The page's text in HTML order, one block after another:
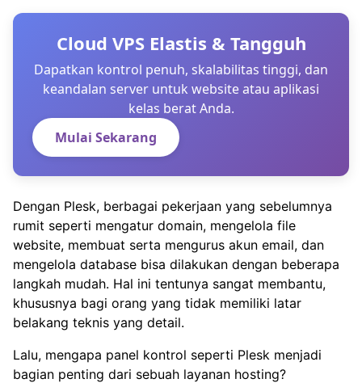
Cloud VPS Elastis & Tangguh
Dapatkan kontrol penuh, skalabilitas tinggi, dan
keandalan server untuk website atau aplikasi
kelas berat Anda.
Mulai Sekarang
Dengan Plesk, berbagai pekerjaan yang sebelumnya
rumit seperti mengatur domain, mengelola file
website, membuat serta mengurus akun email, dan
mengelola database bisa dilakukan dengan beberapa
langkah mudah. Hal ini tentunya sangat membantu,
khususnya bagi orang yang tidak memiliki latar
belakang teknis yang detail.
Lalu, mengapa panel kontrol seperti Plesk menjadi
bagian penting dari sebuah layanan hosting?